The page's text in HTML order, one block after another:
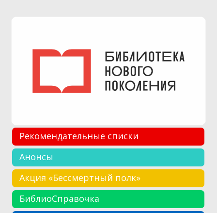
Рекомендательные списки
Анонсы
Акция «Бессмертный полк»
БиблиоСправочка